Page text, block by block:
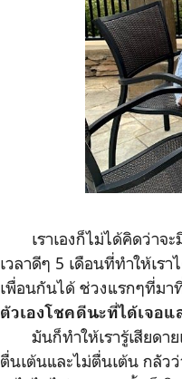
เราเองก็ไม่ได้คิดว่าจะ
เวลาดีๆ 5 เดือนที่ทำให้เร
เพื่อนกันได้ ช่วงแรกๆที่มา
ตัวเองโชคดีนะที่ได้เจอ
มันก็ทำให้เรารู้เสียดาย
ตื่นเต้นและไม่ตื่นเต้น กลัว